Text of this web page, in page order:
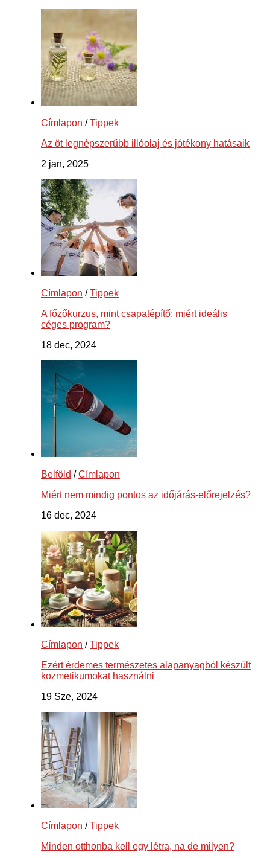
Címlapon /Tippek
Az öt legnépszerűbb illóolaj és jótékony hatásaik
2 jan, 2025
Címlapon /Tippek
A főzőkurzus, mint csapatépítő: miért ideális
céges program?
18 dec, 2024
Belföld /Címlapon
Miért nem mindig pontos az időjárás-előrejelzés?
16 dec, 2024
Címlapon /Tippek
Ezért érdemes természetes alapanyagból készült
kozmetikumokat használni
19 Sze, 2024
Címlapon /Tippek
Minden otthonba kell egy létra, na de milyen?